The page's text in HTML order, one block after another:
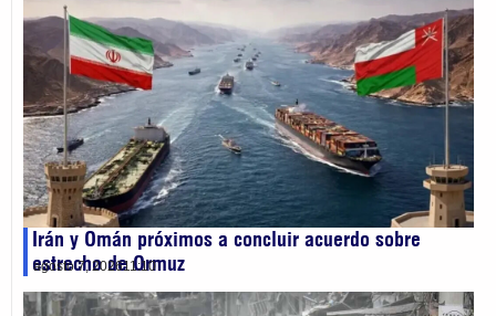
Irán y Omán próximos a concluir acuerdo sobre
estrecho de Ormuz
agosto 7, 202611:10